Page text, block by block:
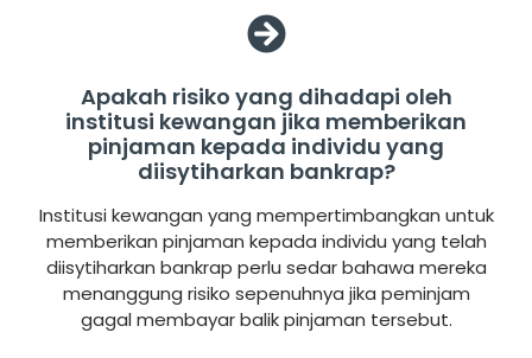
Apakah risiko yang dihadapi oleh
institusi kewangan jika memberikan
pinjaman kepada individu yang
diisytiharkan bankrap?
Institusi kewangan yang mempertimbangkan untuk
memberikan pinjaman kepada individu yang telah
diisytiharkan bankrap perlu sedar bahawa mereka
menanggung risiko sepenuhnya jika peminjam
gagal membayar balik pinjaman tersebut.